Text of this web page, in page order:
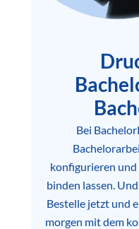
Bei
konfigurieren
binden lassen.
Bestelle jetzt und
morgen mit dem